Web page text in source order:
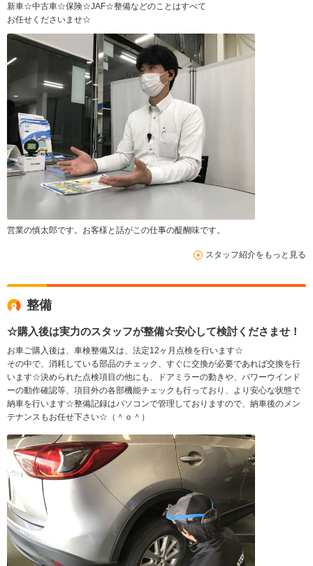
新車☆中古車☆保険☆JAF☆整備などのことはすべて
お任せくださいませ☆
営業の慎太郎です。お客様と話がこの仕事の醍醐味です。
スタッフ紹介をもっと見る
整備
☆購入後は実力のスタッフが整備☆安心して検討くださませ！
お車ご購入後は、車検整備又は、法定12ヶ月点検を行います☆
その中で、消耗している部品のチェック、すぐに交換が必要であれば交換を行
います☆決められた点検項目の他にも、ドアミラーの動きや、パワーウインド
ーの動作確認等、項目外の各部機能チェックも行っており、より安心な状態で
納車を行います☆整備記録はパソコンで管理しておりますので、納車後のメン
テナンスもお任せ下さい☆（＾ｏ＾）